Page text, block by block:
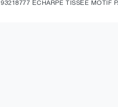
ÉCHARPE TISSÉE